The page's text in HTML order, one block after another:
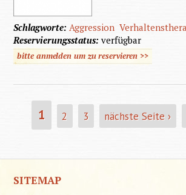
Schlagworte: Aggression
Reservierungsstatus:verfügbar
bitte anmelden um zu reservieren >>
SEITEN
1 2 3 nächste Seite ›
SITEMAP